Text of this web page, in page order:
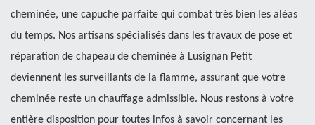
cheminée, une capuche parfaite qui combat très bien les aléas
du temps. Nos artisans spécialisés dans les travaux de pose et
réparation de chapeau de cheminée à Lusignan Petit
deviennent les surveillants de la flamme, assurant que votre
cheminée reste un chauffage admissible. Nous restons à votre
entière disposition pour toutes infos à savoir concernant les